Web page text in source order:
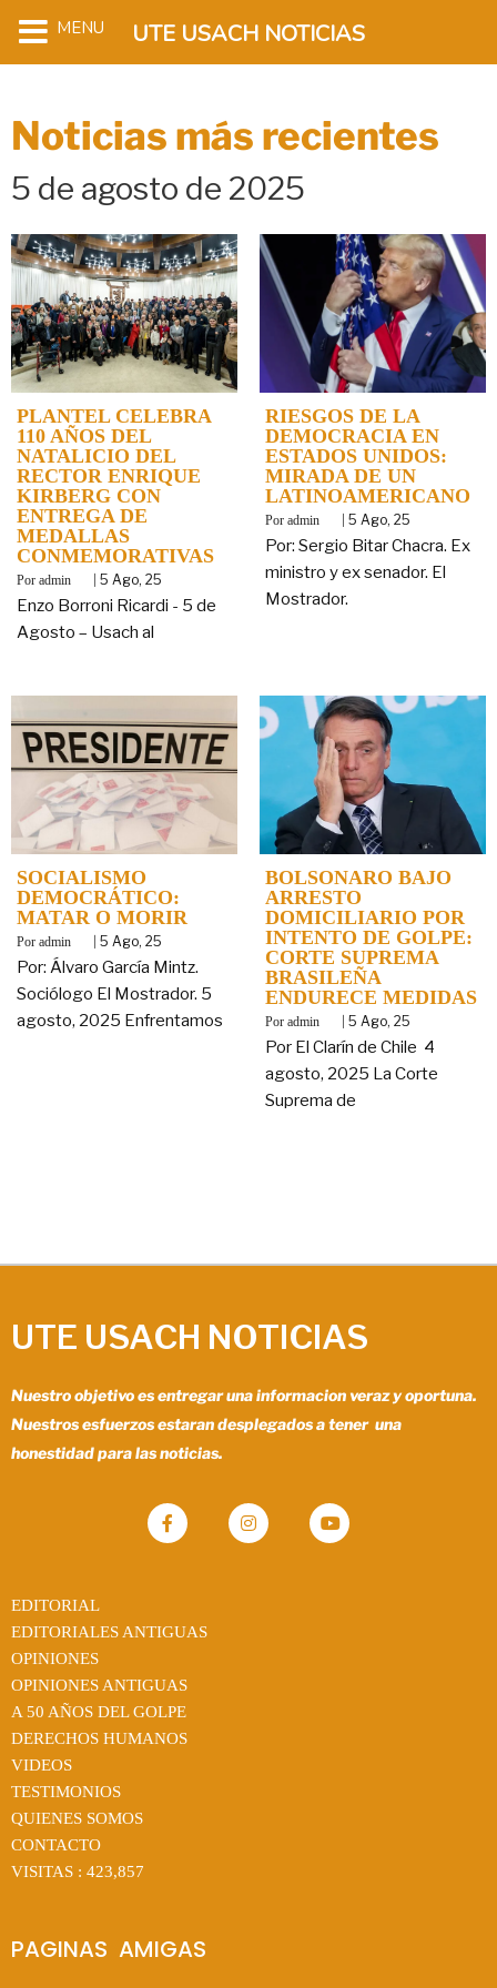
Noticias más recientes
5 de agosto de 2025
PLANTEL CELEBRA
110 AÑOS DEL
NATALICIO DEL
RECTOR ENRIQUE
KIRBERG CON
ENTREGA DE
MEDALLAS
CONMEMORATIVAS
By admin 5 Ago, 25
Enzo Borroni Ricardi - 5 de
Agosto – Usach al
RIESGOS DE LA
DEMOCRACIA EN
ESTADOS UNIDOS:
MIRADA DE UN
LATINOAMERICANO
By admin 5 Ago, 25
Por: Sergio Bitar Chacra. Ex
ministro y ex senador. El
Mostrador.
SOCIALISMO
DEMOCRÁTICO:
MATAR O MORIR
By admin | 5 Ago, 25
Por: Álvaro García Mintz.
Sociólogo El Mostrador. 5
agosto, 2025 Enfrentamos
BOLSONARO BAJO
ARRESTO
DOMICILIARIO POR
INTENTO DE GOLPE:
CORTE SUPREMA
BRASILEÑA
ENDURECE MEDIDAS
By admin | 5 Ago, 25
Por El Clarín de Chile 4
agosto, 2025 La Corte
Suprema de
UTE USACH NOTICIAS
Nuestro objetivo es entregar una informacion veraz y oportuna.
Nuestros esfuerzos estaran desplegados a tener una
honestidad para las noticias.
EDITORIAL
EDITORIALES ANTIGUAS
OPINIONES
OPINIONES ANTIGUAS
A 50 AÑOS DEL GOLPE
DERECHOS HUMANOS
VIDEOS
TESTIMONIOS
QUIENES SOMOS
CONTACTO
VISITAS : 423,857
PAGINAS  AMIGAS
MENU UTE USACH NOTICIAS